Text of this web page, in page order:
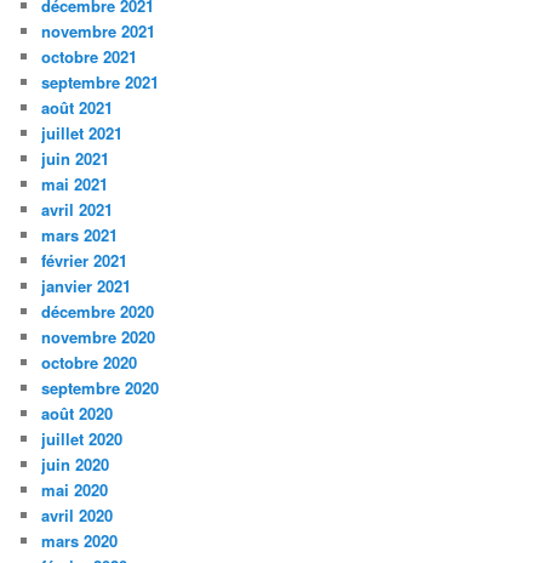
décembre 2021
novembre 2021
octobre 2021
septembre 2021
août 2021
juillet 2021
juin 2021
mai 2021
avril 2021
mars 2021
février 2021
janvier 2021
décembre 2020
novembre 2020
octobre 2020
septembre 2020
août 2020
juillet 2020
juin 2020
mai 2020
avril 2020
mars 2020